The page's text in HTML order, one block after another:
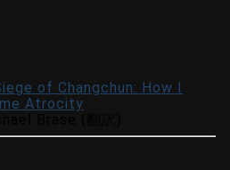
of Changchun: How I
Atrocity